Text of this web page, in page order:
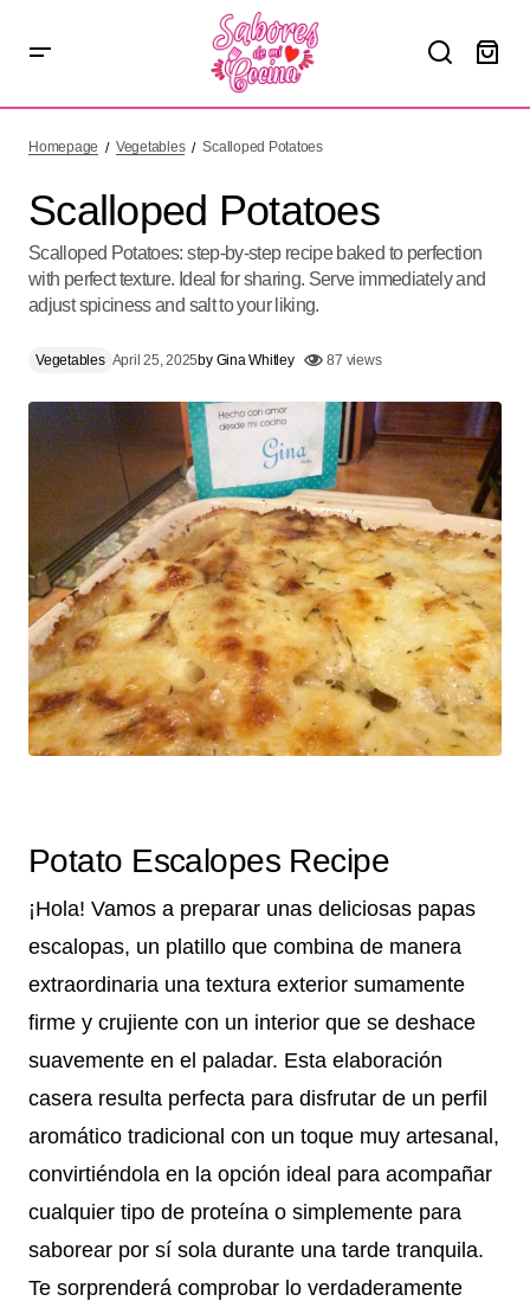
Homepage Vegetables Scalloped Potatoes
Scalloped Potatoes
Scalloped Potatoes: step-by-step recipe baked to perfection
with perfect texture. Ideal for sharing. Serve immediately and
adjust spiciness and salt to your liking.
Vegetables April 25, 2025by Gina Whitley 87 views
Potato Escalopes Recipe
¡Hola! Vamos a preparar unas deliciosas papas
escalopas, un platillo que combina de manera
extraordinaria una textura exterior sumamente
firme y crujiente con un interior que se deshace
suavemente en el paladar. Esta elaboración
casera resulta perfecta para disfrutar de un perfil
aromático tradicional con un toque muy artesanal,
convirtiéndola en la opción ideal para acompañar
cualquier tipo de proteína o simplemente para
saborear por sí sola durante una tarde tranquila.
Te sorprenderá comprobar lo verdaderamente